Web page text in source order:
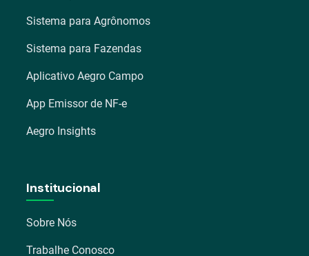
Sistema para Agrônomos
Sistema para Fazendas
Aplicativo Aegro Campo
App Emissor de NF-e
Aegro Insights
Institucional
Sobre Nós
Trabalhe Conosco